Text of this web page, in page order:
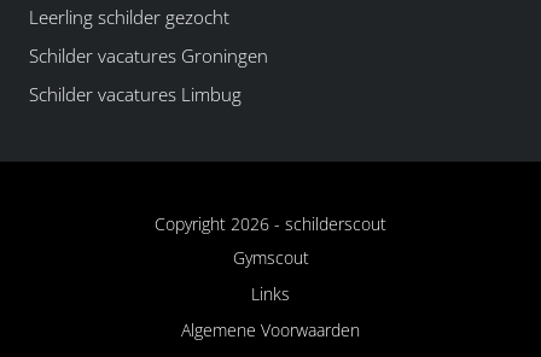
Leerling schilder gezocht
Schilder vacatures Groningen
Schilder vacatures Limbug
Copyright 2026 - schilderscout
Gymscout
Links
Algemene Voorwaarden